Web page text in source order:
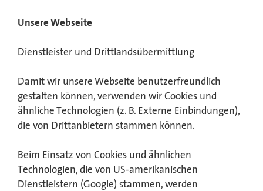
Unsere Webseite
Dienstleister und Drittlandsübermittlung
Damit wir unsere Webseite benutzerfreundlich
gestalten können, verwenden wir Cookies und
ähnliche Technologien (z. B. Externe Einbindungen),
die von Drittanbietern stammen können.
Beim Einsatz von Cookies und ähnlichen
Technologien, die von US-amerikanischen
Dienstleistern (Google) stammen, werden